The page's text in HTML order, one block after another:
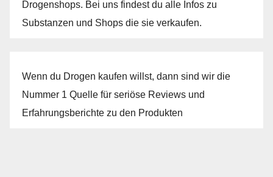
Drogenshops. Bei uns findest du alle Infos zu
Substanzen und Shops die sie verkaufen.
Wenn du Drogen kaufen willst, dann sind wir die
Nummer 1 Quelle für seriöse Reviews und
Erfahrungsberichte zu den Produkten